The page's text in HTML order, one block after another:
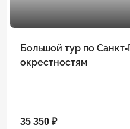
Большой тур по
окрестностям
35 350 ₽